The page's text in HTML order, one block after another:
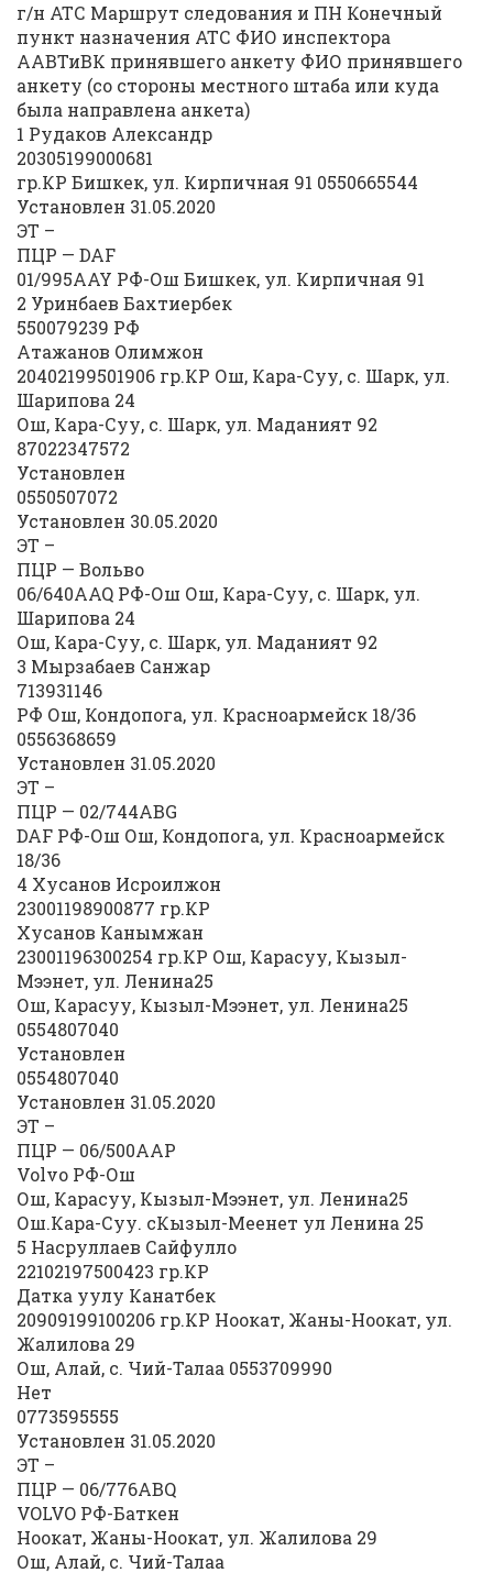
г/н АТС Маршрут следования и ПН Конечный
пункт назначения АТС ФИО инспектора
ААВТиВК принявшего анкету ФИО принявшего
анкету (со стороны местного штаба или куда
была направлена анкета)
1 Рудаков Александр
20305199000681
гр.КР Бишкек, ул. Кирпичная 91 0550665544
Установлен 31.05.2020
ЭТ –
ПЦР — DAF
01/995AAY РФ-Ош Бишкек, ул. Кирпичная 91
2 Уринбаев Бахтиербек
550079239 РФ
Атажанов Олимжон
20402199501906 гр.КР Ош, Кара-Суу, с. Шарк, ул.
Шарипова 24
Ош, Кара-Суу, с. Шарк, ул. Маданият 92
87022347572
Установлен
0550507072
Установлен 30.05.2020
ЭТ –
ПЦР — Вольво
06/640AAQ РФ-Ош Ош, Кара-Суу, с. Шарк, ул.
Шарипова 24
Ош, Кара-Суу, с. Шарк, ул. Маданият 92
3 Мырзабаев Санжар
713931146
РФ Ош, Кондопога, ул. Красноармейск 18/36
0556368659
Установлен 31.05.2020
ЭТ –
ПЦР — 02/744ABG
DAF РФ-Ош Ош, Кондопога, ул. Красноармейск
18/36
4 Хусанов Исроилжон
23001198900877 гр.КР
Хусанов Канымжан
23001196300254 гр.КР Ош, Карасуу, Кызыл-
Мээнет, ул. Ленина25
Ош, Карасуу, Кызыл-Мээнет, ул. Ленина25
0554807040
Установлен
0554807040
Установлен 31.05.2020
ЭТ –
ПЦР — 06/500AAP
Volvo РФ-Ош
Ош, Карасуу, Кызыл-Мээнет, ул. Ленина25
Ош.Кара-Суу. сКызыл-Меенет ул Ленина 25
5 Насруллаев Сайфулло
22102197500423 гр.КР
Датка уулу Канатбек
20909199100206 гр.КР Ноокат, Жаны-Ноокат, ул.
Жалилова 29
Ош, Алай, с. Чий-Талаа 0553709990
Нет
0773595555
Установлен 31.05.2020
ЭТ –
ПЦР — 06/776ABQ
VOLVO РФ-Баткен
Ноокат, Жаны-Ноокат, ул. Жалилова 29
Ош, Алай, с. Чий-Талаа